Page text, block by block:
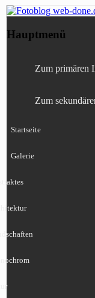
Canon,
Hauptmenü
Zum primären
Zum
Startseite
Galerie